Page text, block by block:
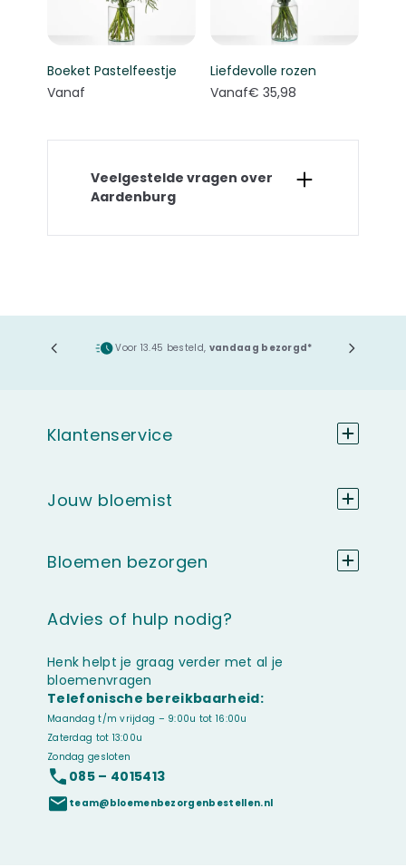
Boeket Pastelfeestje
Vanaf
Liefdevolle rozen
Vanaf€ 35,98
Veelgestelde vragen over
Aardenburg
Voor 13.45 besteld, vandaag bezorgd*
Advies of hulp nodig?
Henk helpt je graag verder met al je
bloemenvragen
Telefonische bereikbaarheid:
Maandag t/m vrijdag – 9:00u tot 16:00u
Zaterdag tot 13:00u
Zondag gesloten
085 – 4015413
team@bloemenbezorgenbestellen.nl
Klantenservice
Jouw bloemist
Bloemen bezorgen